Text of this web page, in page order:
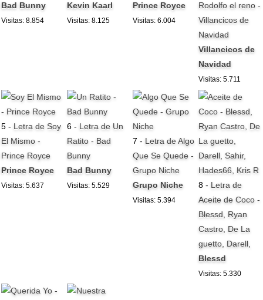
Bad Bunny
Visitas: 8.854
Kevin Kaarl
Visitas: 8.125
Prince Royce
Visitas: 6.004
Rodolfo el reno -
Villancicos de
Navidad
Villancicos de
Navidad
Visitas: 5.711
5 - Letra de Soy
El Mismo -
Prince Royce
Prince Royce
Visitas: 5.637
6 - Letra de Un
Ratito - Bad
Bunny
Bad Bunny
Visitas: 5.529
7 - Letra de Algo
Que Se Quede -
Grupo Niche
Grupo Niche
Visitas: 5.394
8 - Letra de
Aceite de Coco -
Blessd, Ryan
Castro, De La
guetto, Darell,
Blessd
Visitas: 5.330